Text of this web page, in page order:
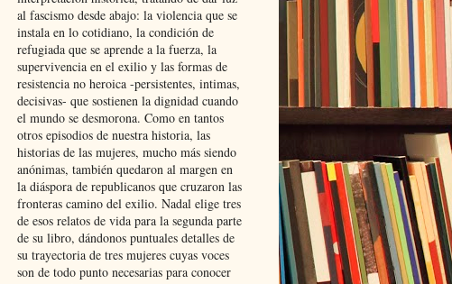
al fascismo desde abajo: la violencia que se
instala en lo cotidiano, la condición de
refugiada que se aprende a la fuerza, la
supervivencia en el exilio y las formas de
resistencia no heroica -persistentes, intimas,
decisivas- que sostienen la dignidad cuando
el mundo se desmorona. Como en tantos
otros episodios de nuestra historia, las
historias de las mujeres, mucho más siendo
anónimas, también quedaron al margen en
la diáspora de republicanos que cruzaron las
fronteras camino del exilio. Nadal elige tres
de esos relatos de vida para la segunda parte
de su libro, dándonos puntuales detalles de
su trayectoria de tres mujeres cuyas voces
son de todo punto necesarias para conocer